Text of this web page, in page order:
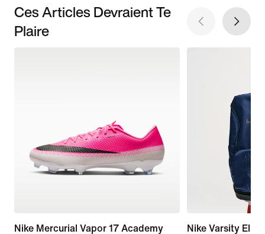
Ces Articles Devraient Te
Plaire
Nike Mercurial Vapor 17 Academy
Nike Varsity Elite